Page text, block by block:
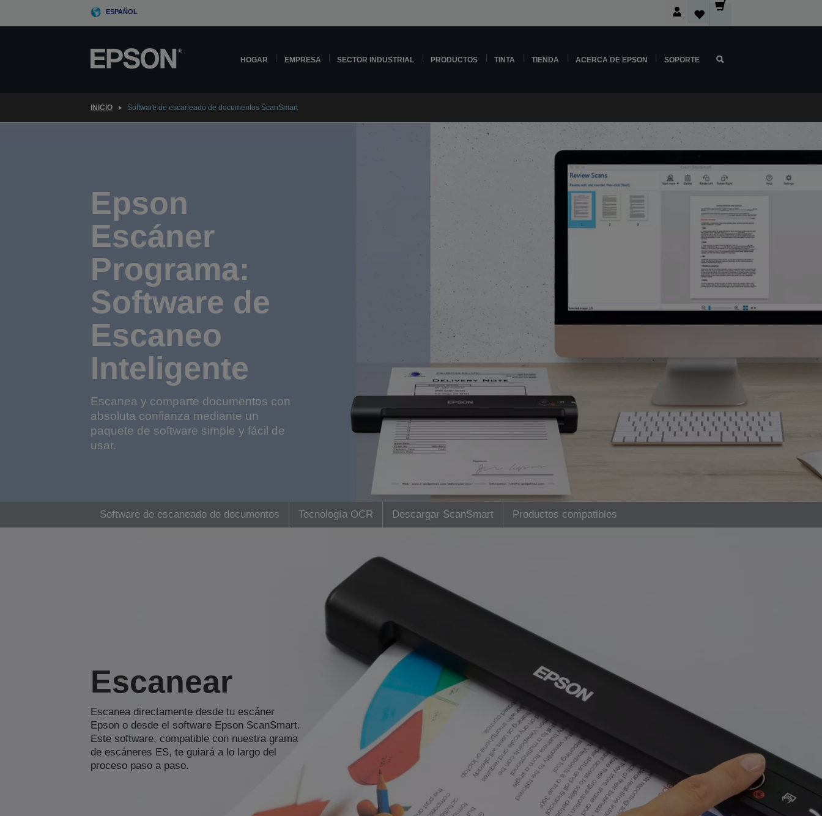
ESPAÑOL
HOGAR EMPRESA SECTOR INDUSTRIAL PRODUCTOS TINTA TIENDA ACERCA DE EPSON SOPORTE
INICIO Software de escaneado de documentos ScanSmart
Epson
Escáner
Programa:
Software de
Escaneo
Inteligente
Escanea y comparte documentos con
absoluta confianza mediante un
paquete de software simple y fácil de
usar.
Software de escaneado de documentos Tecnología OCR Descargar ScanSmart Productos compatibles
Escanear
Escanea directamente desde tu escáner
Epson o desde el software Epson ScanSmart.
Este software, compatible con nuestra grama
de escáneres ES, te guiará a lo largo del
proceso paso a paso.